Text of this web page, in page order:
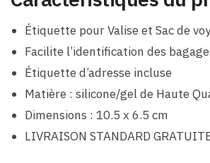
Étiquette pour Valise et Sac de
Facilite l’identification des
Étiquette d’adresse incluse
Matière : silicone/gel de Haute
Dimensions : 10.5 x 6.5 cm
LIVRAISON STANDARD